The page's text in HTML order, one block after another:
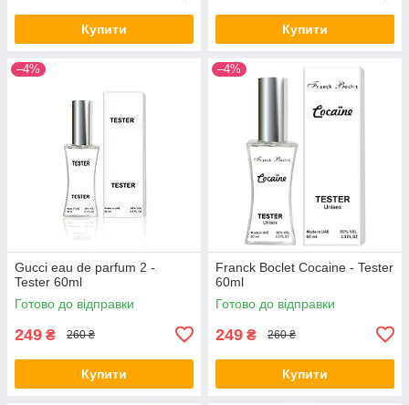
Купити Купити
–4%
Gucci eau de parfum 2 -
Tester 60ml
Готово до відправки
249 ₴ 260 ₴
Купити
–4%
Franck Boclet Cocaine - Tester
60ml
Готово до відправки
249 ₴ 260 ₴
Купити